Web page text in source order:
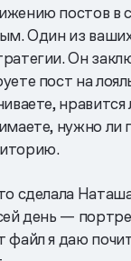
постов в
Один из
Он
пост на
нужно ли
сделала
день —
файл я даю